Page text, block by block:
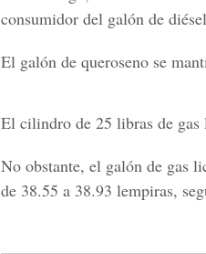
consumidor del galón de
El galón de queroseno se
El cilindro de 25 libras de gas
No obstante, el galón de gas
de 38.55 a 38.93 lempiras,